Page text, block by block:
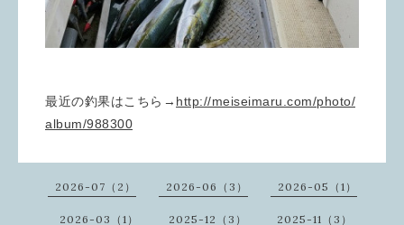
最近の釣果はこちら→ http://meiseimaru.com/photo/
album/988300
2026-07（2） 2026-06（3） 2026-05（1）
2026-03（1） 2025-12（3） 2025-11（3）